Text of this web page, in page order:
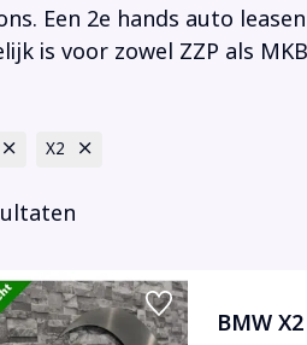
Een 2e hands auto
is voor zowel ZZP als
X2
BMW X2